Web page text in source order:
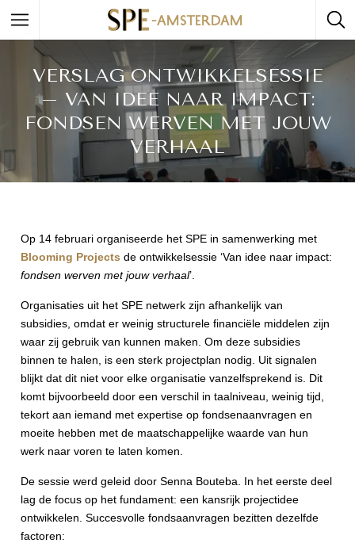
VERSLAG ONTWIKKELSESSIE
– VAN IDEE NAAR IMPACT:
FONDSEN WERVEN MET JOUW
VERHAAL
Op 14 februari organiseerde het SPE in samenwerking met
Blooming Projects de ontwikkelsessie ‘Van idee naar impact:
fondsen werven met jouw verhaal’.
Organisaties uit het SPE netwerk zijn afhankelijk van
subsidies, omdat er weinig structurele financiële middelen zijn
waar zij gebruik van kunnen maken. Om deze subsidies
binnen te halen, is een sterk projectplan nodig. Uit signalen
blijkt dat dit niet voor elke organisatie vanzelfsprekend is. Dit
komt bijvoorbeeld door een verschil in taalniveau, weinig tijd,
tekort aan iemand met expertise op fondsenaanvragen en
moeite hebben met de maatschappelijke waarde van hun
werk naar voren te laten komen.
De sessie werd geleid door Senna Bouteba. In het eerste deel
lag de focus op het fundament: een kansrijk projectidee
ontwikkelen. Succesvolle fondsaanvragen bezitten dezelfde
factoren: